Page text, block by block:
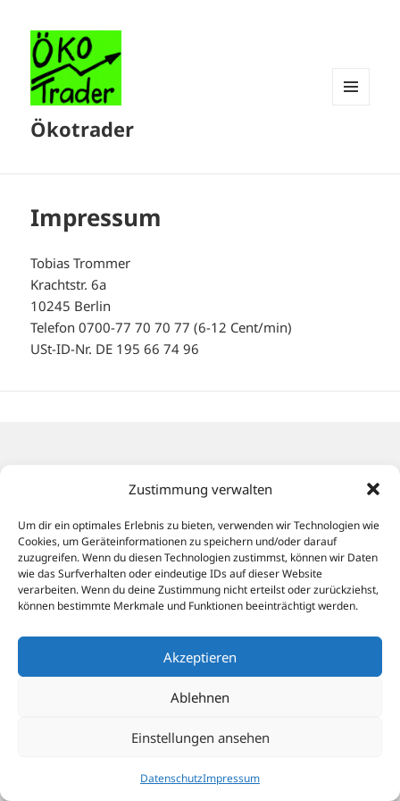
Zustimmung verwalten
Um dir ein optimales Erlebnis zu bieten, verwenden wir Technologien wie
Cookies, um Geräteinformationen zu speichern und/oder darauf
zuzugreifen. Wenn du diesen Technologien zustimmst, können wir Daten
wie das Surfverhalten oder eindeutige IDs auf dieser Website
verarbeiten. Wenn du deine Zustimmung nicht erteilst oder zurückziehst,
können bestimmte Merkmale und Funktionen beeinträchtigt werden.
Akzeptieren
Ablehnen
Einstellungen ansehen
DatenschutzImpressum
Ökotrader
Impressum
Tobias Trommer
Krachtstr. 6a
10245 Berlin
Telefon 0700-77 70 70 77 (6-12 Cent/min)
USt-ID-Nr. DE 195 66 74 96